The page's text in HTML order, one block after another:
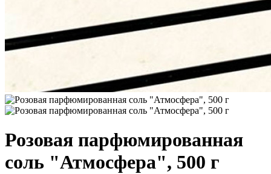
Розовая парфюмированная
соль "Атмосфера", 500 г